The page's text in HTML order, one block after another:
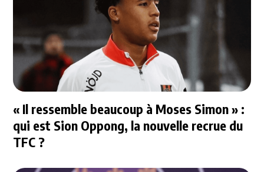
« Il ressemble beaucoup à Moses Simon » :
qui est Sion Oppong, la nouvelle recrue du
TFC ?